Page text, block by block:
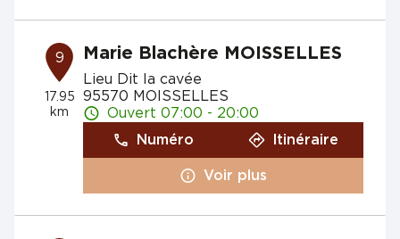
9
17.95
km
Marie Blachère MOISSELLES
Lieu Dit la cavée
95570 MOISSELLES
Ouvert 07:00 - 20:00
Numéro
Itinéraire
Voir plus